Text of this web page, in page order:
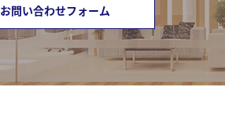
お問い合わせフォーム